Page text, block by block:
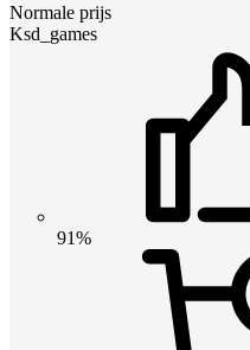
Normale prijs
Ksd_games
91%